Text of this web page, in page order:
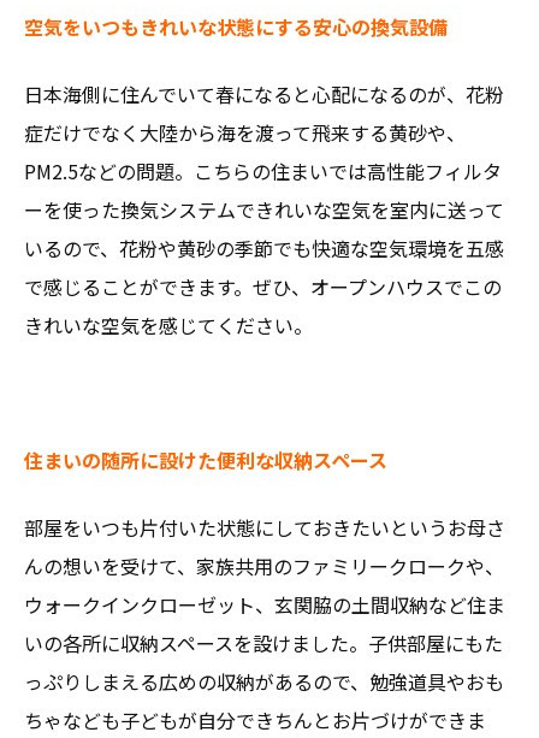
空気をいつもきれいな状態にする安心の換気設備
日本海側に住んでいて春になると心配になるのが、花粉
症だけでなく大陸から海を渡って飛来する黄砂や、
PM2.5などの問題。こちらの住まいでは高性能フィルタ
ーを使った換気システムできれいな空気を室内に送って
いるので、花粉や黄砂の季節でも快適な空気環境を五感
で感じることができます。ぜひ、オープンハウスでこの
きれいな空気を感じてください。
住まいの随所に設けた便利な収納スペース
部屋をいつも片付いた状態にしておきたいというお母さ
んの想いを受けて、家族共用のファミリークロークや、
ウォークインクローゼット、玄関脇の土間収納など住ま
いの各所に収納スペースを設けました。子供部屋にもた
っぷりしまえる広めの収納があるので、勉強道具やおも
ちゃなども子どもが自分できちんとお片づけができま